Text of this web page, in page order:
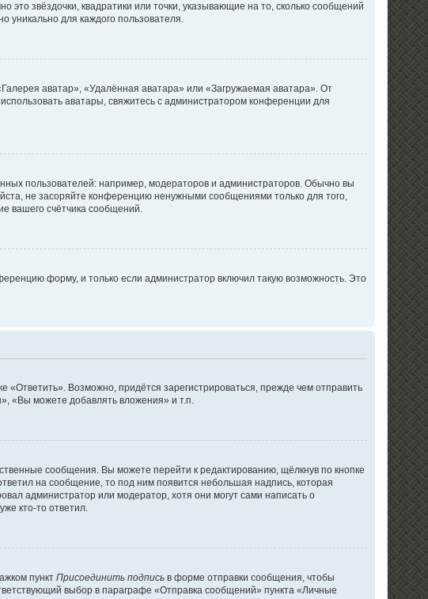
звёздочки, квадратики или точки, указывающие на то, сколько сообщений
уникально для каждого пользователя.
аватар», «Удалённая аватара» или «Загружаемая аватара». От
аватары, свяжитесь с администратором конференции для
пользователей: например, модераторов и администраторов. Обычно вы
не засоряйте конференцию ненужными сообщениями только для того,
вашего счётчика сообщений.
форму, и только если администратор включил такую возможность. Это
Возможно, придётся зарегистрироваться, прежде чем отправить
«Вы можете добавлять вложения» и т.п.
сообщения. Вы можете перейти к редактированию, щёлкнув по кнопке
на сообщение, то под ним появится небольшая надпись, которая
администратор или модератор, хотя они могут сами написать о
кто-то ответил.
пунктПрисоединить подпись в форме отправки сообщения, чтобы
выбор в параграфе «Отправка сообщений» пункта «Личные